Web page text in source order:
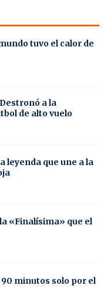
tuvo el calor de
a la
de alto vuelo
leyenda que une a la
«Finalísima» que el
minutos solo por el